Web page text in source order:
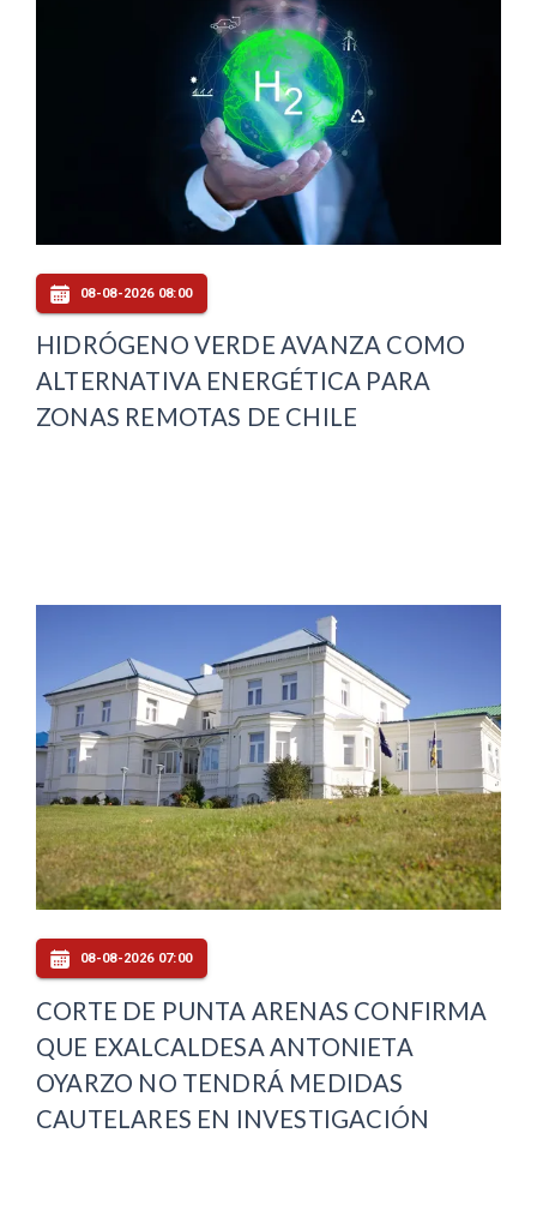
08-08-2026 08:00
HIDRÓGENO VERDE AVANZA COMO
ALTERNATIVA ENERGÉTICA PARA
ZONAS REMOTAS DE CHILE
08-08-2026 07:00
CORTE DE PUNTA ARENAS CONFIRMA
QUE EXALCALDESA ANTONIETA
OYARZO NO TENDRÁ MEDIDAS
CAUTELARES EN INVESTIGACIÓN